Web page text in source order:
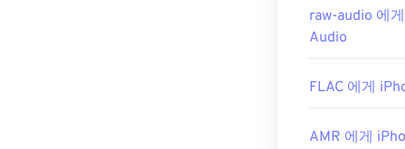
raw-audio 에
Audio
FLAC 에게
AMR 에게